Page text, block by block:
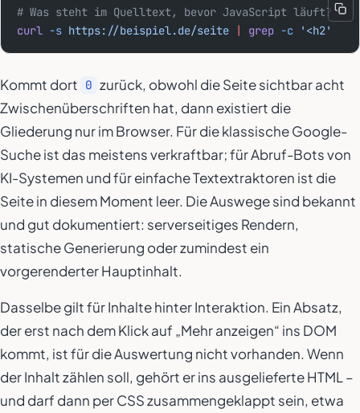
# Was steht im Quelltext, bevor JavaScript läuft?
curl -s https://beispiel.de/seite | grep -c '<h2'
Kommt dort 0 zurück, obwohl die Seite sichtbar acht
Zwischenüberschriften hat, dann existiert die
Gliederung nur im Browser. Für die klassische Google-
Suche ist das meistens verkraftbar; für Abruf-Bots von
KI-Systemen und für einfache Textextraktoren ist die
Seite in diesem Moment leer. Die Auswege sind bekannt
und gut dokumentiert: serverseitiges Rendern,
statische Generierung oder zumindest ein
vorgerenderter Hauptinhalt.
Dasselbe gilt für Inhalte hinter Interaktion. Ein Absatz,
der erst nach dem Klick auf „Mehr anzeigen“ ins DOM
kommt, ist für die Auswertung nicht vorhanden. Wenn
der Inhalt zählen soll, gehört er ins ausgelieferte HTML –
und darf dann per CSS zusammengeklappt sein, etwa